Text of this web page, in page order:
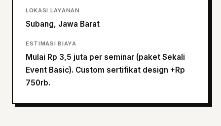
LOKASI LAYANAN
Subang, Jawa Barat
ESTIMASI BIAYA
Mulai Rp 3,5 juta per seminar (paket Sekali
Event Basic). Custom sertifikat design +Rp
750rb.